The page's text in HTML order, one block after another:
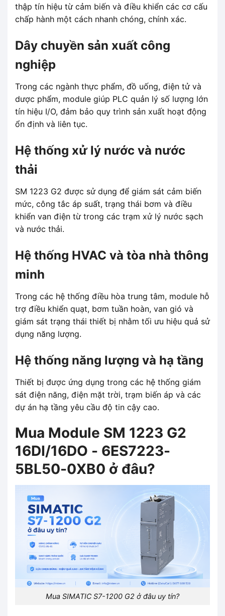
thập tín hiệu từ cảm biến và điều khiển các cơ cấu
chấp hành một cách nhanh chóng, chính xác.
Dây chuyền sản xuất công
nghiệp
Trong các ngành thực phẩm, đồ uống, điện tử và
dược phẩm, module giúp PLC quản lý số lượng lớn
tín hiệu I/O, đảm bảo quy trình sản xuất hoạt động
ổn định và liên tục.
Hệ thống xử lý nước và nước
thải
SM 1223 G2 được sử dụng để giám sát cảm biến
mức, công tắc áp suất, trạng thái bơm và điều
khiển van điện từ trong các trạm xử lý nước sạch
và nước thải.
Hệ thống HVAC và tòa nhà thông
minh
Trong các hệ thống điều hòa trung tâm, module hỗ
trợ điều khiển quạt, bơm tuần hoàn, van gió và
giám sát trạng thái thiết bị nhằm tối ưu hiệu quả sử
dụng năng lượng.
Hệ thống năng lượng và hạ tầng
Thiết bị được ứng dụng trong các hệ thống giám
sát điện năng, điện mặt trời, trạm biến áp và các
dự án hạ tầng yêu cầu độ tin cậy cao.
Mua Module SM 1223 G2
16DI/16DO - 6ES7223-
5BL50-0XB0 ở đâu?
Mua SIMATIC S7-1200 G2 ở đâu uy tín?